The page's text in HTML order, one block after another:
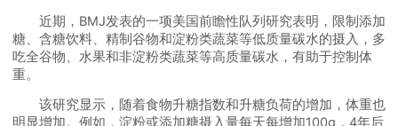
近期，BMJ发表的一项美国前瞻性队列研究表明，限制添加
糖、含糖饮料、精制谷物和淀粉类蔬菜等低质量碳水的摄入，多
吃全谷物、水果和非淀粉类蔬菜等高质量碳水，有助于控制体
重。
该研究显示，随着食物升糖指数和升糖负荷的增加，体重也
明显增加。例如，淀粉或添加糖摄入量每天每增加100g，4年后